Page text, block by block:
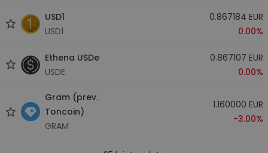
USD1
USD1
0.867184 EUR
0.00%
Ethena USDe
USDE
0.867107 EUR
0.00%
Gram (prev.
Toncoin)
GRAM
1.160000 EUR
-3.00%